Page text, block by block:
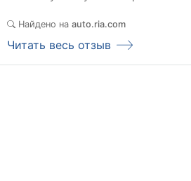
Найдено на auto.ria.com
Читать весь отзыв